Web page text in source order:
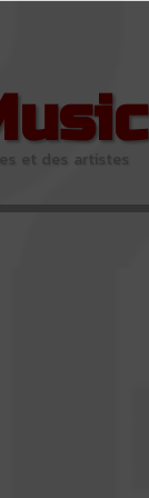
et des artistes